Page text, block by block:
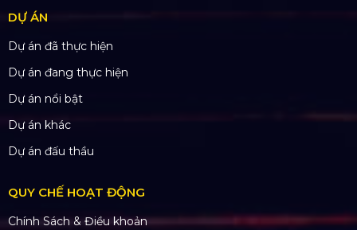
Thiết bị ánh sáng
Màn hình LED
Khung truss nhôm
Sân khấu di động
DỰ ÁN
Dự án đang thực hiện
Dự án nổi bật